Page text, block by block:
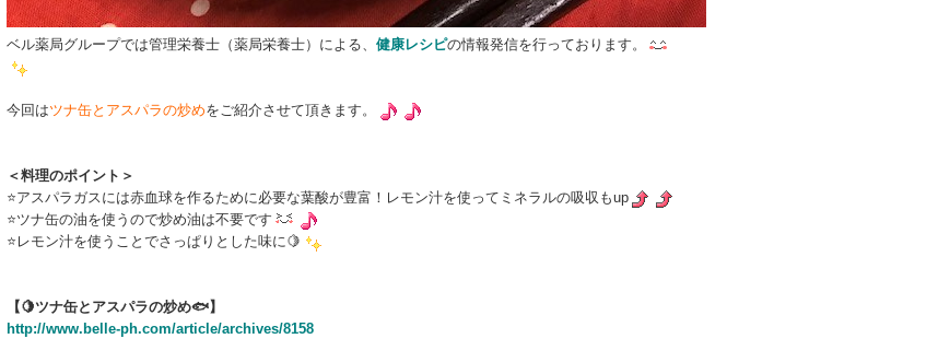
ベル薬局グループでは管理栄養士（薬局栄養士）による、 健康レシピの情報発信を行っております。
今回はツナ缶とアスパラの炒めをご紹介させて頂きます。
＜料理のポイント＞
⭐アスパラガスには赤血球を作るために必要な葉酸が豊富！レモン汁を使ってミネラルの吸収もup
⭐ツナ缶の油を使うので炒め油は不要です
⭐レモン汁を使うことでさっぱりとした味に🍋
【🍋ツナ缶とアスパラの炒め🐟】
http://www.belle-ph.com/article/archives/8158